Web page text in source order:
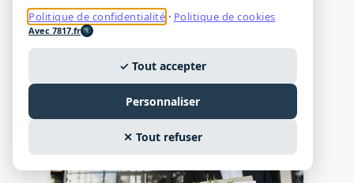
yaaKs Vues Partagez
Politique de confidentialité · Politique de cookies
Avec 7817.fr
✓ Tout accepter
Personnaliser
✕ Tout refuser